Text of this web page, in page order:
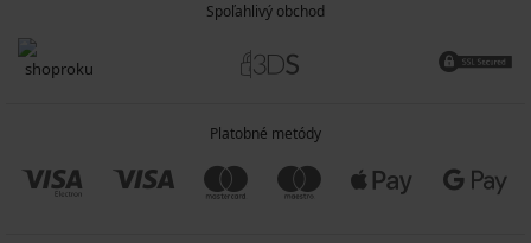
Spoľahlivý obchod
Platobné metódy